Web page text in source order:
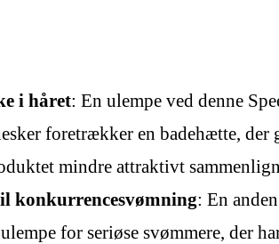
i håret: En ulempe ved denne
foretrækker en badehætte,
mindre attraktivt
konkurrencesvømning: En
for seriøse svømmere, der